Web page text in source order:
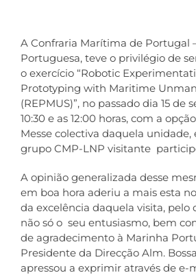
Espaço do Confrade
Contactos
A Confraria Marítima de Portugal
Portuguesa, teve o privilégio de
o exercício “Robotic
Prototyping with Maritime
(REPMUS)”, no passado dia 15 de
10:30 e as 12:00 horas, com a
Messe colectiva daquela
grupo CMP-LNP visitante
A opinião generalizada desse
em boa hora aderiu a mais esta
da excelência daquela visita, pelo
não só o seu entusiasmo, bem
de agradecimento à Marinha
Presidente da Direcção Alm.
apressou a exprimir através de e-